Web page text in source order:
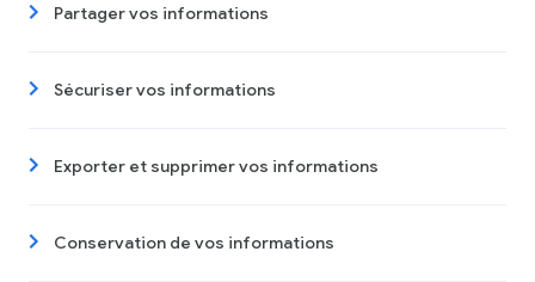
Partager vos informations
Sécuriser vos informations
Exporter et supprimer vos informations
Conservation de vos informations